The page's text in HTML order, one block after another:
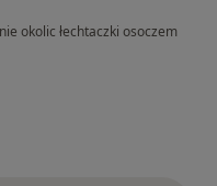
okolic łechtaczki osoczem